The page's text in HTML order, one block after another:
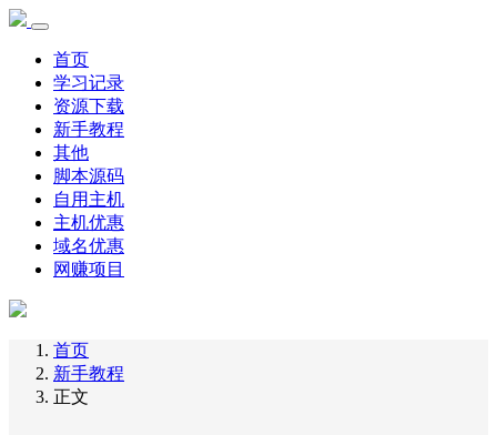
首页
学习记录
资源下载
新手教程
其他
脚本源码
自用主机
主机优惠
域名优惠
网赚项目
首页
新手教程
正文